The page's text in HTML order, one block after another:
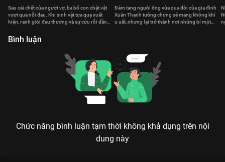
Sau cái chết của người vợ, ba bố con chật vật
vượt qua nỗi đau. Khi sinh vật tựa quạ xuất
hiện, ranh giới đau thương và sự cứu rỗi dần
Đám tang người ông vừa qua đời của gia đình
Xuân Thanh tưởng chừng sẽ mang không khí
u uất, nhưng lại trở thành nơi những bí mật
Bình luận
Chức năng bình luận tạm thời không khả dụng trên nội
dung này